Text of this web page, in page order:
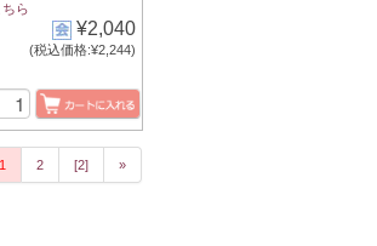
ら
¥2,040
(税込価格:¥2,244)
1 2 [2] »